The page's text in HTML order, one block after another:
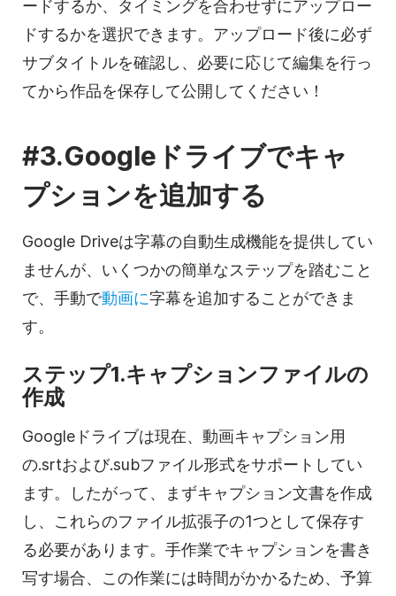
ードするか、タイミングを合わせずにアップロー
ドするかを選択できます。アップロード後に必ず
サブタイトルを確認し、必要に応じて編集を行っ
てから作品を保存して公開してください！
#3.Googleドライブでキャ
プションを追加する
Google Driveは字幕の自動生成機能を提供してい
ませんが、いくつかの簡単なステップを踏むこと
で、手動で動画に字幕を追加することができま
す。
ステップ1.キャプションファイルの
作成
Googleドライブは現在、動画キャプション用
の.srtおよび.subファイル形式をサポートしてい
ます。したがって、まずキャプション文書を作成
し、これらのファイル拡張子の1つとして保存す
る必要があります。手作業でキャプションを書き
写す場合、この作業には時間がかかるため、予算